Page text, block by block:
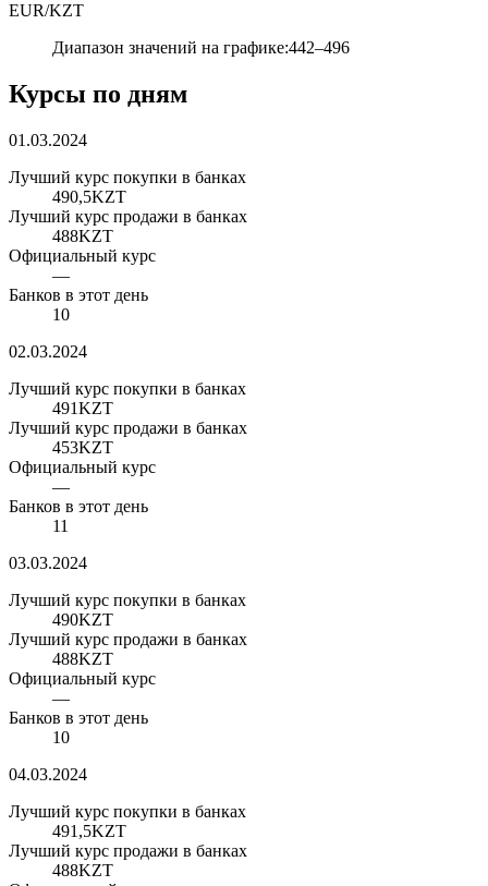
EUR/KZT
Диапазон значений на графике:442–496
Курсы по дням
01.03.2024
Лучший курс покупки в банках
490,5KZT
Лучший курс продажи в банках
488KZT
Официальный курс
—
Банков в этот день
10
02.03.2024
Лучший курс покупки в банках
491KZT
Лучший курс продажи в банках
453KZT
Официальный курс
—
Банков в этот день
11
03.03.2024
Лучший курс покупки в банках
490KZT
Лучший курс продажи в банках
488KZT
Официальный курс
—
Банков в этот день
10
04.03.2024
Лучший курс покупки в банках
491,5KZT
Лучший курс продажи в банках
488KZT